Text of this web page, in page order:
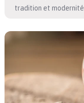
tradition et modernité